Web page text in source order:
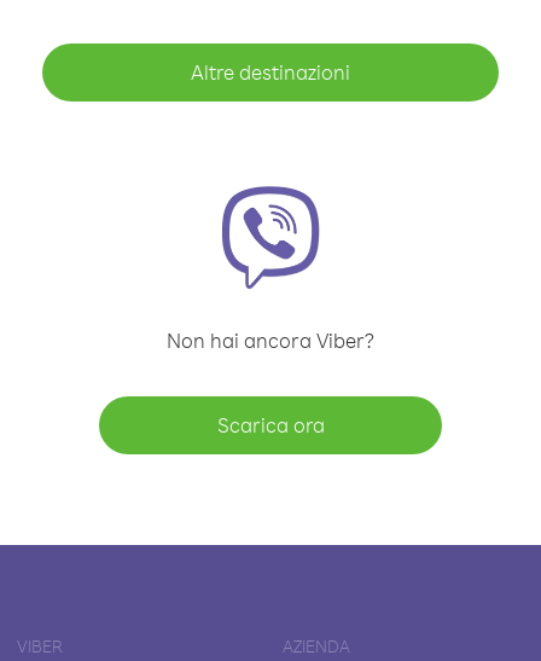
Altre destinazioni
Non hai ancora Viber?
Scarica ora
VIBER AZIENDA